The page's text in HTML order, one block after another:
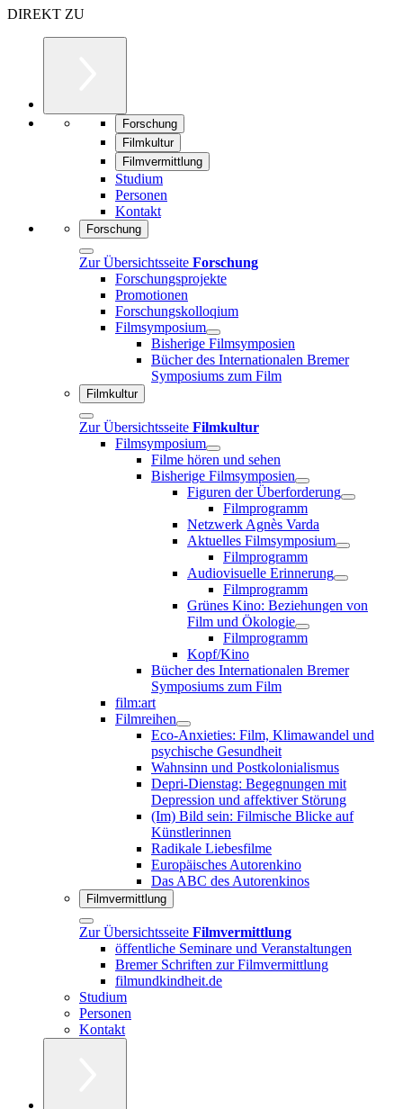
DIREKT ZU
Forschung
Filmkultur
Filmvermittlung
Studium
Personen
Kontakt
Forschung
Zur Übersichtsseite Forschung
Forschungsprojekte
Promotionen
Forschungskolloqium
Filmsymposium
Bisherige Filmsymposien
Bücher des Internationalen Bremer
Symposiums zum Film
Filmkultur
Zur Übersichtsseite Filmkultur
Filmsymposium
Filme hören und sehen
Bisherige Filmsymposien
Figuren der Überforderung
Filmprogramm
Netzwerk Agnès Varda
Aktuelles Filmsymposium
Filmprogramm
Audiovisuelle Erinnerung
Filmprogramm
Grünes Kino: Beziehungen von
Film und Ökologie
Filmprogramm
Kopf/Kino
Bücher des Internationalen Bremer
Symposiums zum Film
film:art
Filmreihen
Eco-Anxieties: Film, Klimawandel und
psychische Gesundheit
Wahnsinn und Postkolonialismus
Depri-Dienstag: Begegnungen mit
Depression und affektiver Störung
(Im) Bild sein: Filmische Blicke auf
Künstlerinnen
Radikale Liebesfilme
Europäisches Autorenkino
Das ABC des Autorenkinos
Filmvermittlung
Zur Übersichtsseite Filmvermittlung
öffentliche Seminare und Veranstaltungen
Bremer Schriften zur Filmvermittlung
filmundkindheit.de
Studium
Personen
Kontakt